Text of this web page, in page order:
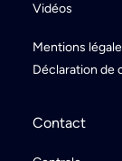
Vidéos
Mentions
Déclaration de
Contact